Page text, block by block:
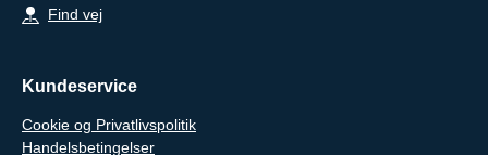
Find vej
Kundeservice
Cookie og Privatlivspolitik
Handelsbetingelser